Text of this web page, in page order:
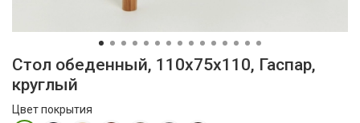
Стол обеденный, 110х75х110, Гаспар,
круглый
Цвет покрытия